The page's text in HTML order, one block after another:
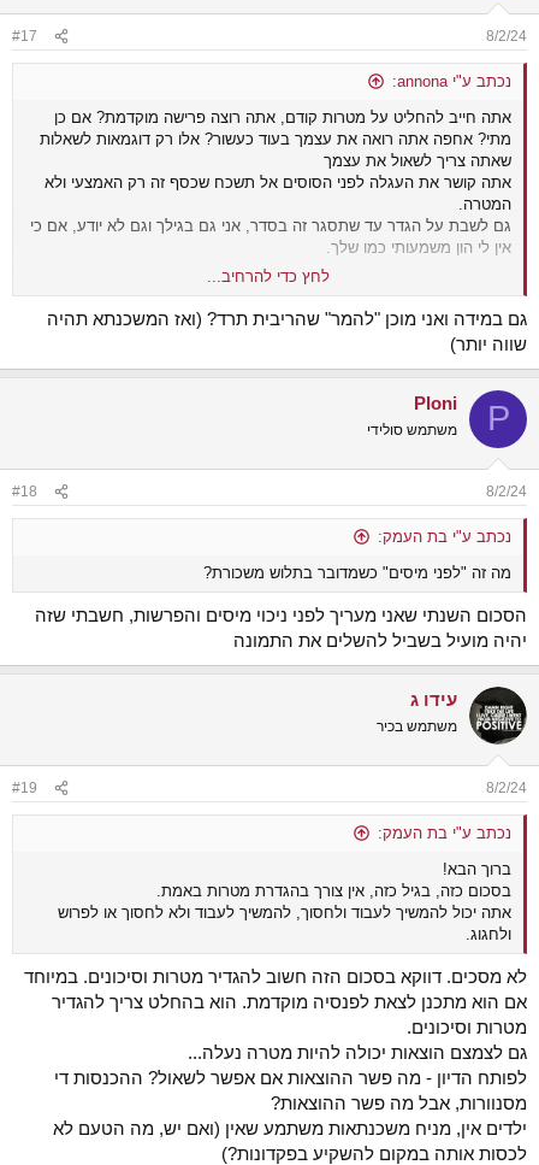
8/2/24
#17
נכתב ע"י annona:
אתה חייב להחליט על מטרות קודם, אתה רוצה פרישה מוקדמת? אם כן
מתי? אחפה אתה רואה את עצמך בעוד כעשור? אלו רק דוגמאות לשאלות
שאתה צריך לשאול את עצמך
אתה קושר את העגלה לפני הסוסים אל תשכח שכסף זה רק האמצעי ולא
המטרה.
גם לשבת על הגדר עד שתסגר זה בסדר, אני גם בגילך וגם לא יודע, אם כי
אין לי הון משמעותי כמו שלך.
ריבית שיש לי כסף בפקדון או אג״חים, אין לזה הגיון.
לחץ כדי להרחיב...
גם במידה ואני מוכן "להמר" שהריבית תרד? (ואז המשכנתא תהיה
שווה יותר)
P
Ploni
משתמש סולידי
8/2/24
#18
נכתב ע"י בת העמק:
מה זה "לפני מיסים" כשמדובר בתלוש משכורת?
הסכום השנתי שאני מעריך לפני ניכוי מיסים והפרשות, חשבתי שזה
יהיה מועיל בשביל להשלים את התמונה
עידו ג
משתמש בכיר
8/2/24
#19
נכתב ע"י בת העמק:
ברוך הבא!
בסכום כזה, בגיל כזה, אין צורך בהגדרת מטרות באמת.
אתה יכול להמשיך לעבוד ולחסוך, להמשיך לעבוד ולא לחסוך או לפרוש
ולחגוג.
לא מסכים. דווקא בסכום הזה חשוב להגדיר מטרות וסיכונים. במיוחד
אם הוא מתכנן לצאת לפנסיה מוקדמת. הוא בהחלט צריך להגדיר
מטרות וסיכונים.
גם לצמצם הוצאות יכולה להיות מטרה נעלה...
לפותח הדיון - מה פשר ההוצאות אם אפשר לשאול? ההכנסות די
מסנוורות, אבל מה פשר ההוצאות?
ילדים אין, מניח משכנתאות משתמע שאין (ואם יש, מה הטעם לא
לכסות אותה במקום להשקיע בפקדונות?)